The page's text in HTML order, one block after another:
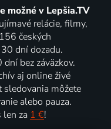
možné v Lepšia.TV
relácie, filmy,
českých
dní dozadu.
bez záväzkov.
aj online živé
môžete
alebo pauza.
len za 1 €!